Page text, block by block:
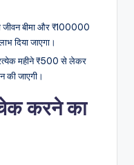
बीमा और ₹100000
दिया जाएगा।
महीने ₹500 से लेकर
की जाएगी।
करने का